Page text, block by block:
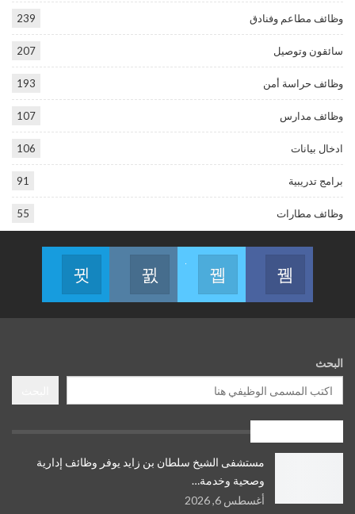
وظائف مطاعم وفنادق 239
سائقون وتوصيل 207
وظائف حراسة أمن 193
وظائف مدارس 107
ادخال بيانات 106
برامج تدريبية 91
وظائف مطارات 55
البحث
مستشفى الشيخ سلطان بن زايد يوفر وظائف إدارية
وصحية وخدمة…
أغسطس 6, 2026